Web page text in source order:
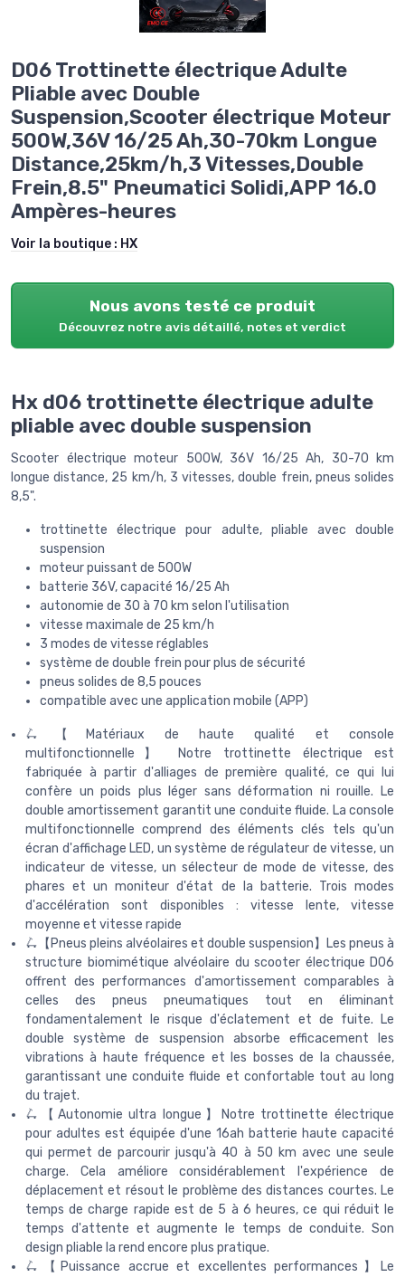
D06 Trottinette électrique Adulte
Pliable avec Double
Suspension,Scooter électrique Moteur
500W,36V 16/25 Ah,30-70km Longue
Distance,25km/h,3 Vitesses,Double
Frein,8.5" Pneumatici Solidi,APP 16.0
Ampères-heures
Voir la boutique : HX
Nous avons testé ce produit
Découvrez notre avis détaillé, notes et verdict
Hx d06 trottinette électrique adulte
pliable avec double suspension
Scooter électrique moteur 500W, 36V 16/25 Ah, 30-70 km
longue distance, 25 km/h, 3 vitesses, double frein, pneus solides
8,5".
trottinette électrique pour adulte, pliable avec double
suspension
moteur puissant de 500W
batterie 36V, capacité 16/25 Ah
autonomie de 30 à 70 km selon l'utilisation
vitesse maximale de 25 km/h
3 modes de vitesse réglables
système de double frein pour plus de sécurité
pneus solides de 8,5 pouces
compatible avec une application mobile (APP)
🛴【Matériaux de haute qualité et console
multifonctionnelle】 Notre trottinette électrique est
fabriquée à partir d'alliages de première qualité, ce qui lui
confère un poids plus léger sans déformation ni rouille. Le
double amortissement garantit une conduite fluide. La console
multifonctionnelle comprend des éléments clés tels qu'un
écran d'affichage LED, un système de régulateur de vitesse, un
indicateur de vitesse, un sélecteur de mode de vitesse, des
phares et un moniteur d'état de la batterie. Trois modes
d'accélération sont disponibles : vitesse lente, vitesse
moyenne et vitesse rapide
🛴【Pneus pleins alvéolaires et double suspension】Les pneus à
structure biomimétique alvéolaire du scooter électrique D06
offrent des performances d'amortissement comparables à
celles des pneus pneumatiques tout en éliminant
fondamentalement le risque d'éclatement et de fuite. Le
double système de suspension absorbe efficacement les
vibrations à haute fréquence et les bosses de la chaussée,
garantissant une conduite fluide et confortable tout au long
du trajet.
🛴【Autonomie ultra longue】Notre trottinette électrique
pour adultes est équipée d'une 16ah batterie haute capacité
qui permet de parcourir jusqu'à 40 à 50 km avec une seule
charge. Cela améliore considérablement l'expérience de
déplacement et résout le problème des distances courtes. Le
temps de charge rapide est de 5 à 6 heures, ce qui réduit le
temps d'attente et augmente le temps de conduite. Son
design pliable la rend encore plus pratique.
🛴【Puissance accrue et excellentes performances】Le